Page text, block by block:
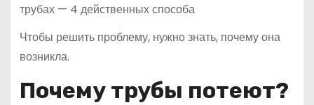
Чтобы решить проблему, нужно знать, почему она
возникла.
Почему трубы потеют?